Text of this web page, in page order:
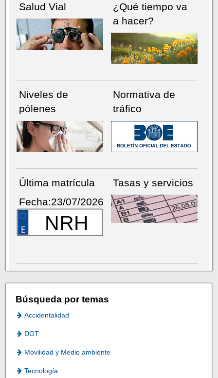
Salud Vial
¿Qué tiempo va
a hacer?
Niveles de
pólenes
Normativa de
tráfico
Última matrícula
Fecha:23/07/2026
NRH
Tasas y servicios
Búsqueda por temas
Accidentalidad
DGT
Movilidad y Medio ambiente
Tecnología